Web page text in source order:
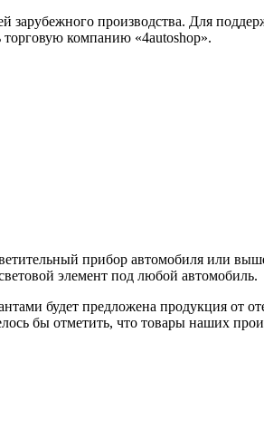
зарубежного производства. Для
торговую компанию «4autoshop».
прибор автомобиля или
элемент под любой автомобиль.
будет предложена продукция
бы отметить, что товары наших